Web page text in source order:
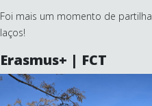
Foi mais um momento de
laços!
Erasmus+ | FCT